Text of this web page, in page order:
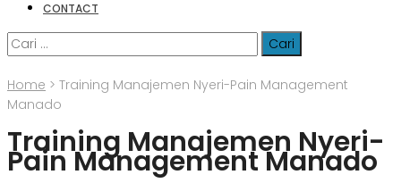
CONTACT
Cari
untuk:
Home > Training Manajemen Nyeri-Pain Management
Manado
Training Manajemen Nyeri-
Pain Management Manado